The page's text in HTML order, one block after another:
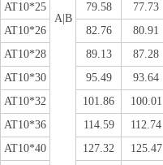
A|B
AT10*25
79.58 77.73
AT10*26
82.76 80.91
AT10*28
89.13 87.28
AT10*30
95.49 93.64
AT10*32
101.86 100.01
AT10*36
114.59 112.74
AT10*40
127.32 125.47